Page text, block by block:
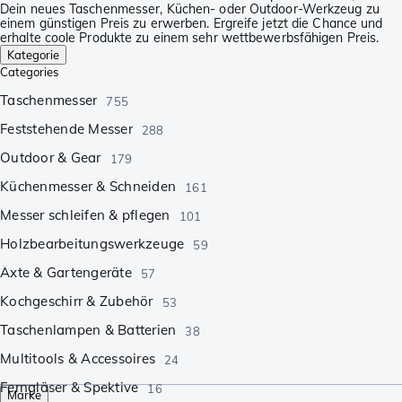
Dein neues Taschenmesser, Küchen- oder Outdoor-Werkzeug zu
einem günstigen Preis zu erwerben. Ergreife jetzt die Chance und
erhalte coole Produkte zu einem sehr wettbewerbsfähigen Preis.
Kategorie
Categories
Taschenmesser 755
Feststehende Messer 288
Outdoor & Gear 179
Küchenmesser & Schneiden 161
Messer schleifen & pflegen 101
Holzbearbeitungswerkzeuge 59
Äxte & Gartengeräte 57
Kochgeschirr & Zubehör 53
Taschenlampen & Batterien 38
Multitools & Accessoires 24
Ferngläser & Spektive 16
Marke